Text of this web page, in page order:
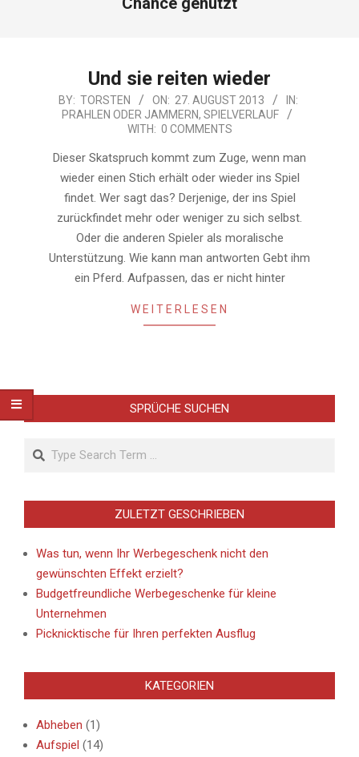
Und sie reiten wieder
2013-
08-
BY: TORSTEN ON: 27. AUGUST 2013
IN:
PRAHLEN ODER JAMMERN, SPIELVERLAUF
WITH: 0 COMMENTS
Dieser Skatspruch kommt zum Zuge, wenn man
wieder einen Stich erhält oder wieder ins Spiel
findet. Wer sagt das? Derjenige, der ins Spiel
zurückfindet mehr oder weniger zu sich selbst.
Oder die anderen Spieler als moralische
Unterstützung. Wie kann man antworten Gebt ihm
ein Pferd. Aufpassen, das er nicht hinter
WEITERLESEN
SPRÜCHE SUCHEN
Search
ZULETZT GESCHRIEBEN
Was tun, wenn Ihr Werbegeschenk nicht den
gewünschten Effekt erzielt?
Budgetfreundliche Werbegeschenke für kleine
Unternehmen
Picknicktische für Ihren perfekten Ausflug
KATEGORIEN
Abheben (1)
Aufspiel (14)